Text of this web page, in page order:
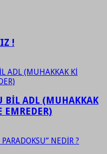
!
BİL ADL (MUHAKKAK
EMREDER)